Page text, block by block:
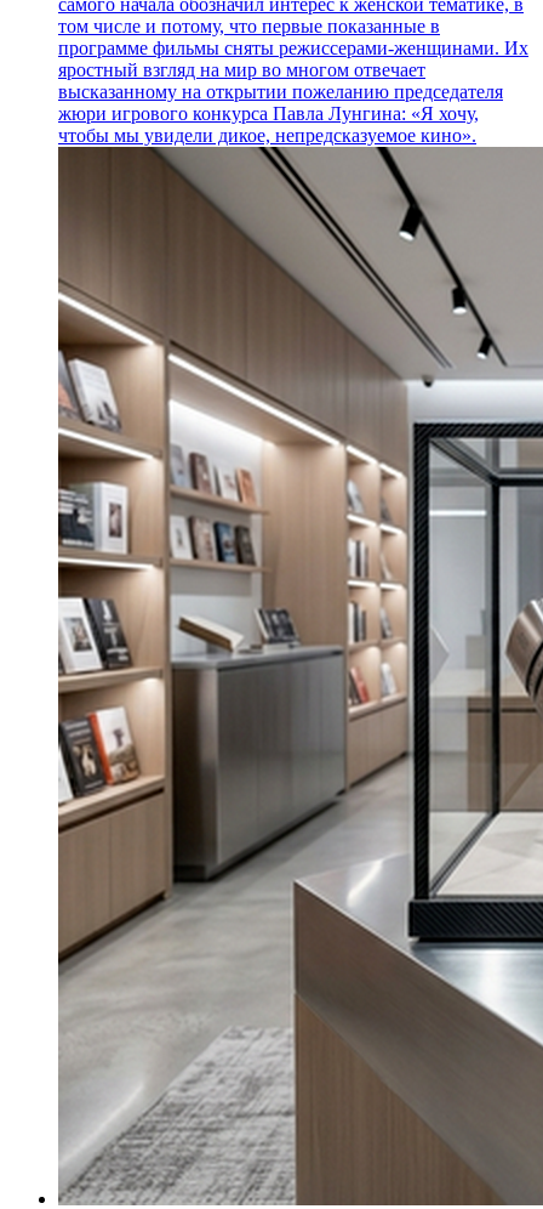
самого начала обозначил интерес к женской тематике, в
том числе и потому, что первые показанные в
программе фильмы сняты режиссерами-женщинами. Их
яростный взгляд на мир во многом отвечает
высказанному на открытии пожеланию председателя
жюри игрового конкурса Павла Лунгина: «Я хочу,
чтобы мы увидели дикое, непредсказуемое кино».